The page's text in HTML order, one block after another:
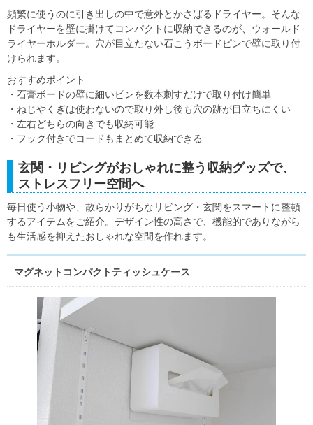
頻繁に使うのに引き出しの中で意外とかさばるドライヤー。そんな
ドライヤーを壁に掛けてコンパクトに収納できるのが、ウォールド
ライヤーホルダー。穴が目立たない石こうボードピンで壁に取り付
けられます。
おすすめポイント
・石膏ボードの壁に細いピンを数本刺すだけで取り付け簡単
・ねじやくぎは使わないので取り外し後も穴の跡が目立ちにくい
・左右どちらの向きでも収納可能
・フック付きでコードもまとめて収納できる
玄関・リビングがおしゃれに整う収納グッズで、
ストレスフリー空間へ
毎日使う小物や、散らかりがちなリビング・玄関をスマートに整頓
するアイテムをご紹介。デザイン性の高さで、機能的でありながら
も生活感を抑えたおしゃれな空間を作れます。
マグネットコンパクトティッシュケース